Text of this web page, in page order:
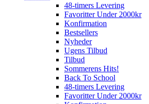
48-timers Levering
Favoritter Under 2000kr
Konfirmation
Bestsellers
Nyheder
Ugens Tilbud
Tilbud
Sommerens Hits!
Back To School
48-timers Levering
Favoritter Under 2000kr